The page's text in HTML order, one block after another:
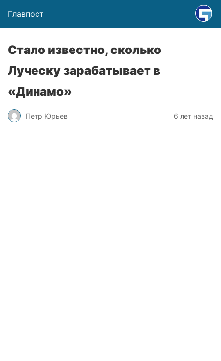
Главпост
Стало известно, сколько
Луческу зарабатывает в
«Динамо»
Петр Юрьев 6 лет назад